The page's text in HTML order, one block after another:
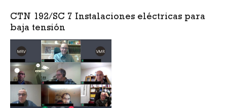
CTN 192/SC 7 Instalaciones eléctricas para
baja tensión